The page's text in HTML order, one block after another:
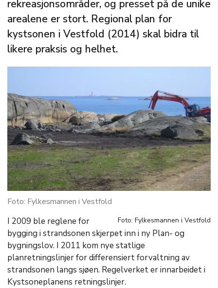
rekreasjonsområder, og presset på de unike
arealene er stort. Regional plan for
kystsonen i Vestfold (2014) skal bidra til
likere praksis og helhet.
Foto: Fylkesmannen i Vestfold
Foto: Fylkesmannen i Vestfold
I 2009 ble reglene for
bygging i strandsonen skjerpet inn i ny Plan- og
bygningslov. I 2011 kom nye statlige
planretningslinjer for differensiert forvaltning av
strandsonen langs sjøen. Regelverket er innarbeidet i
Kystsoneplanens retningslinjer.